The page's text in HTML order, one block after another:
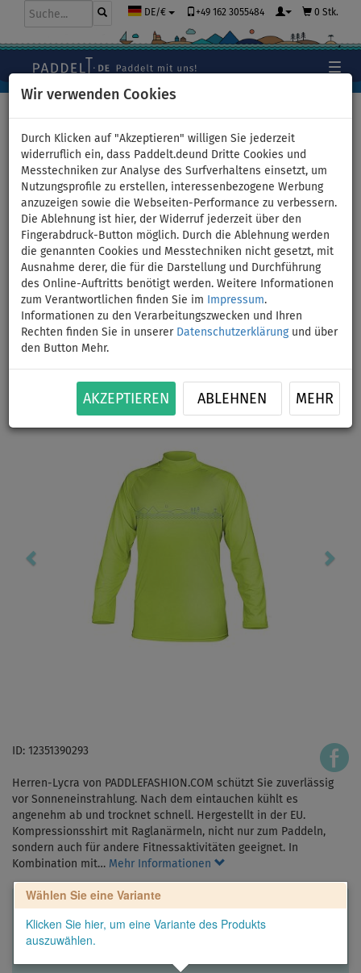
Wir verwenden Cookies
Durch Klicken auf "Akzeptieren" willigen Sie jederzeit
widerruflich ein, dass Paddelt.deund Dritte Cookies und
Messtechniken zur Analyse des Surfverhaltens einsetzt, um
Nutzungsprofile zu erstellen, interessenbezogene Werbung
anzuzeigen sowie die Webseiten-Performance zu verbessern.
Die Ablehnung ist hier, der Widerruf jederzeit über den
Fingerabdruck-Button möglich. Durch die Ablehnung werden
die genannten Cookies und Messtechniken nicht gesetzt, mit
Ausnahme derer, die für die Darstellung und Durchführung
des Online-Auftritts benötigt werden. Weitere Informationen
zum Verantwortlichen finden Sie im
Impressum.
Informationen zu den Verarbeitungszwecken und Ihren
Rechten finden Sie in unserer Datenschutzerklärungund über
den Button Mehr.
AKZEPTIEREN ABLEHNEN MEHR
DE/€ +49 162 3055484 0 Stk.
T-shirt Herren
PADDLEBOARDING NEON
GREEN lycra langarm - Größe:
XL
BIS
-8 %
Previous Next
ID: 12351390293
Herren-Lycra von PADDLEFASHION.COM schützt Sie zuverlässig
vor Sonneneinstrahlung. Nach dem eintauchen kühlt es
angenehm ab und trocknet schnell. Hergestellt in der EU.
Kompressionsshirt mit Raglanärmeln, nicht nur zum Paddeln,
sondern auch für andere Fitnessaktivitäten geeignet. In
Kombination mit… Mehr Informationen
Wählen Sie eine Variante
Klicken Sie hier, um eine Variante des Produkts
auszuwählen.